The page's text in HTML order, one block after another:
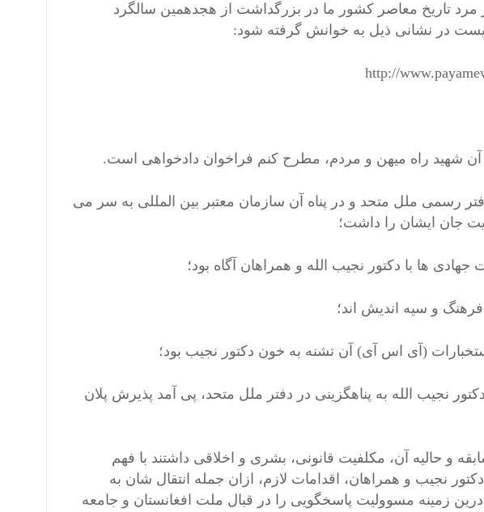
تاریخ معاصر کشور ما در بزرگداشت از هجدهمین سالگرد
در نشانی ذیل به خوانش گرفته شود:
http://
آن شهید راه میهن و مردم، مطرح کنم فراخوان دادخواهی است.
رسمی ملل متحد و در پناه آن سازمان معتبر بین المللی به سر می
جان ایشان را داشت؛
ها با دکتور نجیب الله و همراهان آگاه بود؛
و سیه اندیش اند؛
(آی اس آی) آن تشنه به خون دکتور نجیب بود؛
نجیب الله به پناهگزینی در دفتر ملل متحد، پی آمد پذیرش پلان
حالیه آن، مکلفیت قانونی، بشری و اخلاقی داشتند با فهم
نجیب و همراهان، اقدامات لازم، ازان جمله انتقال شان به
زمینه مسوولیت پاسخگویی را در قبال ملت افغانستان و جامعه